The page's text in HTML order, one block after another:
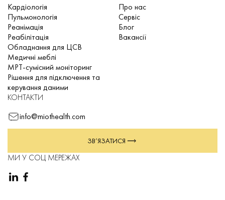
вимикається, якщо він не використовується протягом 3
хвилин, щоб запобігти споживанню електроенергії.
Кардіологія
Пульмонологія
Реанімація
Реабілітація
Обладнання для ЦСВ
Медичні меблі
МРТ-сумісний моніторинг
Рішення для підключення та
керування даними
Про нас
Сервіс
Блог
Вакансії
КОНТАКТИ
info@miothealth.com
ЗВ’ЯЗАТИСЯ
МИ У СОЦ МЕРЕЖАХ